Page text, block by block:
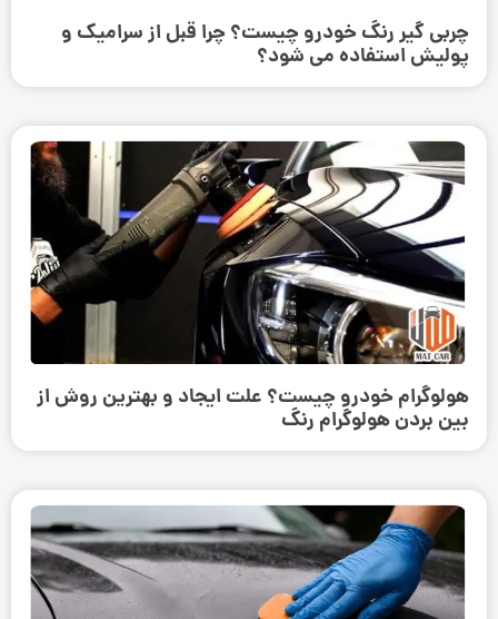
چربی گیر رنگ خودرو چیست؟ چرا قبل از سرامیک و
پولیش استفاده می ‌شود؟
هولوگرام خودرو چیست؟ علت ایجاد و بهترین روش از
بین بردن هولوگرام رنگ